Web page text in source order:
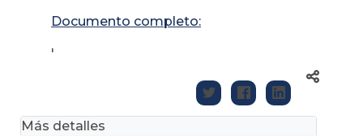
Documento completo:
'
Más detalles